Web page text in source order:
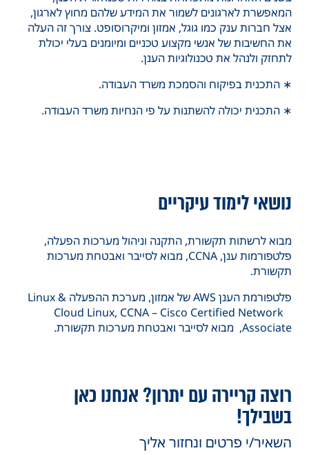
המאפשרת לארגונים לשמור את המידע שלהם מחוץ לארגון,
אצל חברות ענק כמו גוגל, אמזון ומיקרוסופט. צורך זה העלה
את החשיבות של אנשי מקצוע טכניים ומיומנים בעלי יכולת
לתחזק ולנהל את טכנולוגיות הענן.
∗ התכנית בפיקוח והסמכת משרד העבודה.
∗ התכנית יכולה להשתנות על פי הנחיות משרד העבודה.
נושאי לימוד עיקריים
מבוא לרשתות תקשורת, התקנה וניהול מערכות הפעלה,
פלטפורמות ענן, CCNA, מבוא לסייבר ואבטחת מערכות
תקשורת.
פלטפורמת הענן AWS של אמזון, מערכת ההפעלה Linux &
Cloud Linux, CCNA – Cisco Certified Network
Associate, מבוא לסייבר ואבטחת מערכות תקשורת.
רוצה קריירה עם יתרון? אנחנו כאן
בשבילך!
השאיר/י פרטים ונחזור אליך